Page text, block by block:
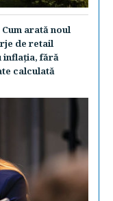
Cum arată noul
de retail
inflaţia, fără
calculată